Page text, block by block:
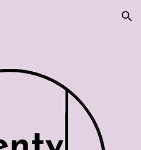
Skip to navigation